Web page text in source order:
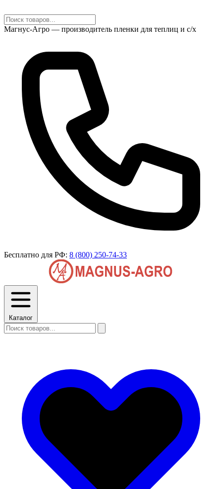
Магнус-Агро — производитель пленки для теплиц и с/х
Бесплатно для РФ: 8 (800) 250-74-33
Каталог